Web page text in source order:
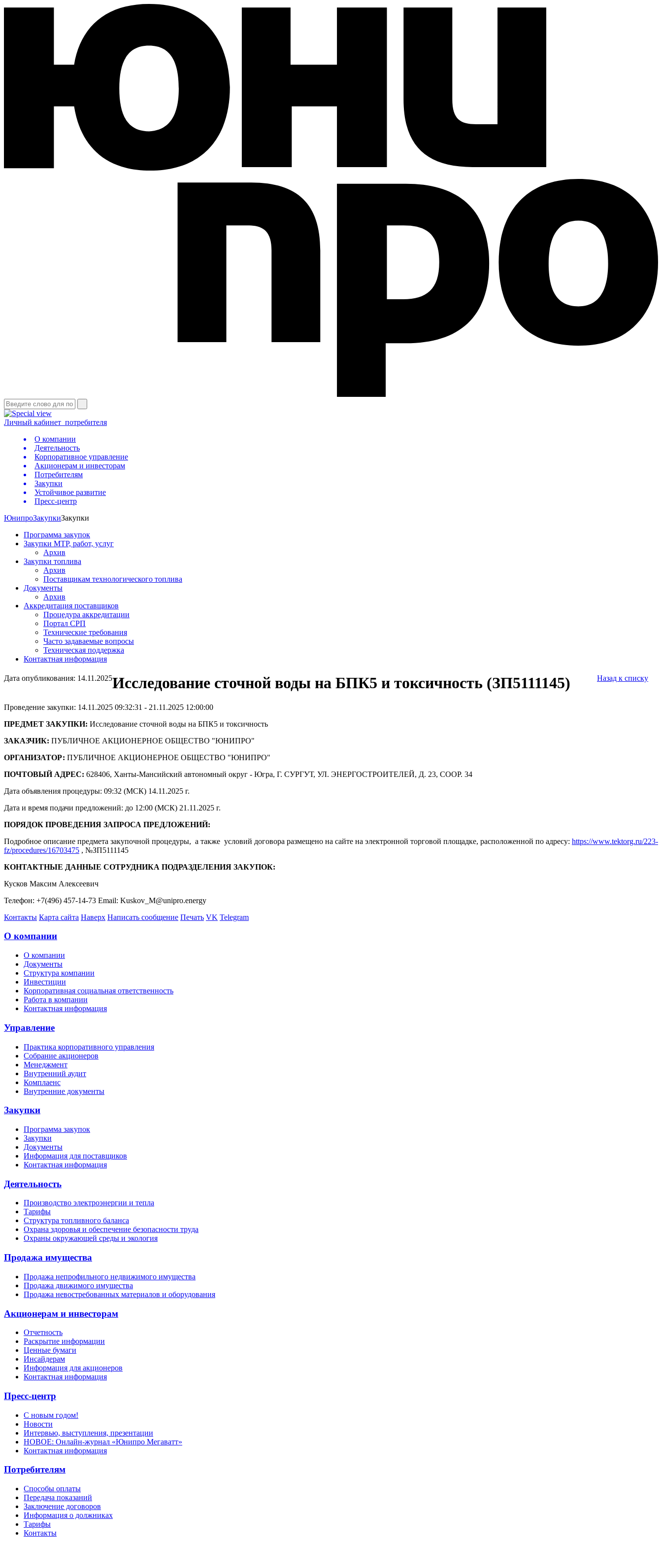
Личный кабинет потребителя
О компании
Деятельность
Корпоративное управление
Акционерам и инвесторам
Потребителям
Закупки
Устойчивое развитие
Пресс-центр
ЮнипроЗакупкиЗакупки
Программа закупок
Закупки МТР, работ, услуг
Архив
Закупки топлива
Архив
Поставщикам технологического топлива
Документы
Архив
Аккредитация поставщиков
Процедура аккредитации
Портал СРП
Технические требования
Часто задаваемые вопросы
Техническая поддержка
Контактная информация
Дата опубликования: 14.11.2025 Назад к списку
Исследование сточной воды на БПК5 и токсичность (ЗП5111145)
Проведение закупки: 14.11.2025 09:32:31 - 21.11.2025 12:00:00
ПРЕДМЕТ ЗАКУПКИ: Исследование сточной воды на БПК5 и токсичность
ЗАКАЗЧИК: ПУБЛИЧНОЕ АКЦИОНЕРНОЕ ОБЩЕСТВО "ЮНИПРО"
ОРГАНИЗАТОР: ПУБЛИЧНОЕ АКЦИОНЕРНОЕ ОБЩЕСТВО "ЮНИПРО"
ПОЧТОВЫЙ АДРЕС: 628406, Ханты-Мансийский автономный округ - Югра, Г. СУРГУТ, УЛ. ЭНЕРГОСТРОИТЕЛЕЙ, Д. 23, СООР. 34
Дата объявления процедуры: 09:32 (МСК) 14.11.2025 г.
Дата и время подачи предложений: до 12:00 (МСК) 21.11.2025 г.
ПОРЯДОК ПРОВЕДЕНИЯ ЗАПРОСА ПРЕДЛОЖЕНИЙ:
Подробное описание предмета закупочной процедуры, а также условий договора размещено на сайте на электронной торговой площадке, расположенной по адресу: https://www.tektorg.ru/223-
fz/procedures/16703475 , №ЗП5111145
КОНТАКТНЫЕ ДАННЫЕ СОТРУДНИКА ПОДРАЗДЕЛЕНИЯ ЗАКУПОК:
Кусков Максим Алексеевич
Телефон: +7(496) 457-14-73 Email: Kuskov_M@unipro.energy
Контакты Карта сайта Наверх Написать сообщение Печать VK Telegram
О компании
О компании
Документы
Структура компании
Инвестиции
Корпоративная социальная ответственность
Работа в компании
Контактная информация
Управление
Практика корпоративного управления
Собрание акционеров
Менеджмент
Внутренний аудит
Комплаенс
Внутренние документы
Закупки
Программа закупок
Закупки
Документы
Информация для поставщиков
Контактная информация
Деятельность
Производство электроэнергии и тепла
Тарифы
Структура топливного баланса
Охрана здоровья и обеспечение безопасности труда
Охраны окружающей среды и экология
Продажа имущества
Продажа непрофильного недвижимого имущества
Продажа движимого имущества
Продажа невостребованных материалов и оборудования
Акционерам и инвесторам
Отчетность
Раскрытие информации
Ценные бумаги
Инсайдерам
Информация для акционеров
Контактная информация
Пресс-центр
С новым годом!
Новости
Интервью, выступления, презентации
НОВОЕ: Онлайн-журнал «Юнипро Мегаватт»
Контактная информация
Потребителям
Способы оплаты
Передача показаний
Заключение договоров
Информация о должниках
Тарифы
Контакты